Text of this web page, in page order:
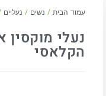
עמוד הבית / נשים / נעליים
נעלי מוקסין
הקלאסי